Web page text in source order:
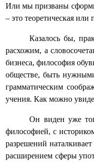
Или мы призваны
– это теоретическая или
Казалось бы,
расхожим, а
бизнеса, философия
обществе, быть
грамматическим
учения. Как можно
Он виден уже
философией, с
разрешений
расширением сферы